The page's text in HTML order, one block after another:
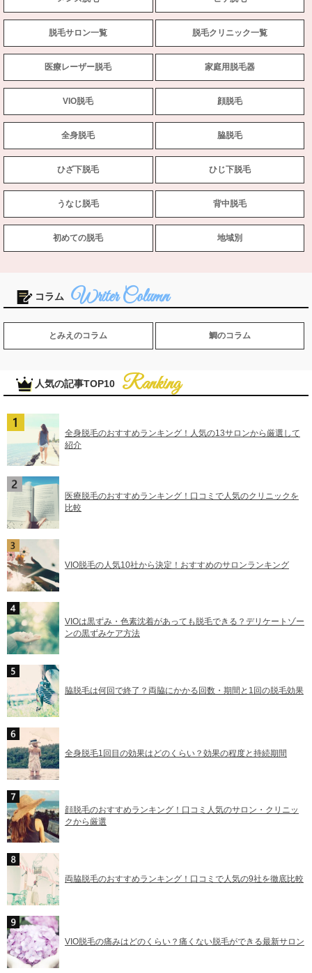
脱毛サロン一覧 脱毛クリニック一覧
医療レーザー脱毛 家庭用脱毛器
VIO脱毛 顔脱毛
全身脱毛 脇脱毛
ひざ下脱毛 ひじ下脱毛
うなじ脱毛 背中脱毛
初めての脱毛 地域別
コラム
とみえのコラム 鯛のコラム
人気の記事TOP10
全身脱毛のおすすめランキング！人気の13サロンから厳選して
紹介
医療脱毛のおすすめランキング！口コミで人気のクリニックを
比較
VIO脱毛の人気10社から決定！おすすめのサロンランキング
VIOは黒ずみ・色素沈着があっても脱毛できる？デリケートゾー
ンの黒ずみケア方法
脇脱毛は何回で終了？両脇にかかる回数・期間と1回の脱毛効果
全身脱毛1回目の効果はどのくらい？効果の程度と持続期間
顔脱毛のおすすめランキング！口コミ人気のサロン・クリニッ
クから厳選
両脇脱毛のおすすめランキング！口コミで人気の9社を徹底比較
VIO脱毛の痛みはどのくらい？痛くない脱毛ができる最新サロン